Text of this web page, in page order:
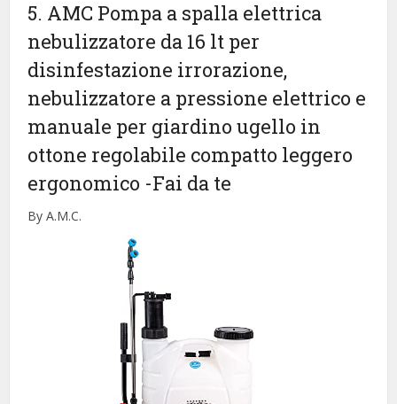
5. AMC Pompa a spalla elettrica
nebulizzatore da 16 lt per
disinfestazione irrorazione,
nebulizzatore a pressione elettrico e
manuale per giardino ugello in
ottone regolabile compatto leggero
ergonomico -Fai da te
By A.M.C.